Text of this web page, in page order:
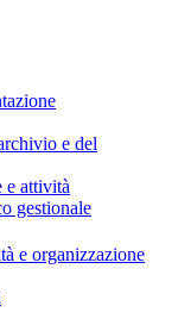
e del
e attività
gestionale
e organizzazione